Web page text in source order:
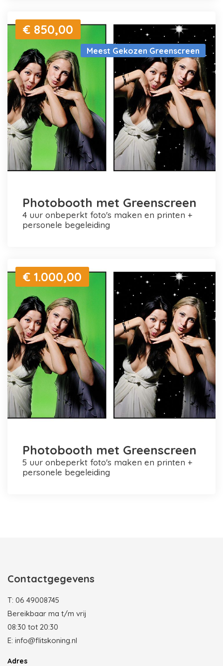
Meest Gekozen Greenscreen
€ 850,00
Photobooth met Greenscreen
4 uur onbeperkt foto's maken en printen +
personele begeleiding
€ 1.000,00
Photobooth met Greenscreen
5 uur onbeperkt foto's maken en printen +
personele begeleiding
Contactgegevens
T: 06 49008745
Bereikbaar ma t/m vrij
08:30 tot 20:30
E: info@flitskoning.nl
Adres